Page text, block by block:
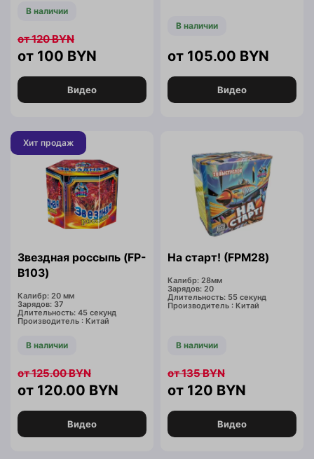
В наличии
100 BYN
120BYN
Видео
В наличии
105.00 BYN
Видео
Хит продаж
Звездная россыпь (FP-
B103)
Калибр: 20 мм
Зарядов: 37
Длительность: 45 секунд
Производитель : Китай
В наличии
120.00 BYN
125.00BYN
Видео
На старт! (FPM28)
Калибр: 28мм
Зарядов: 20
Длительность: 55 секунд
Производитель : Китай
В наличии
120 BYN
135BYN
Видео